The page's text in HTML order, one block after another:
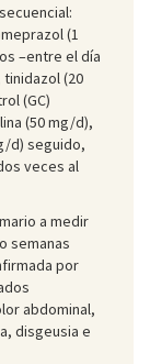
(1
–entre el día
(20
(GC)
(50 mg/d),
d) seguido,
veces al
a medir
semanas
por
abdominal,
disgeusia e